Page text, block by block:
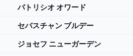
パトリシオ オワード
セバスチャン ブルデー
ジョセフ ニューガーデン